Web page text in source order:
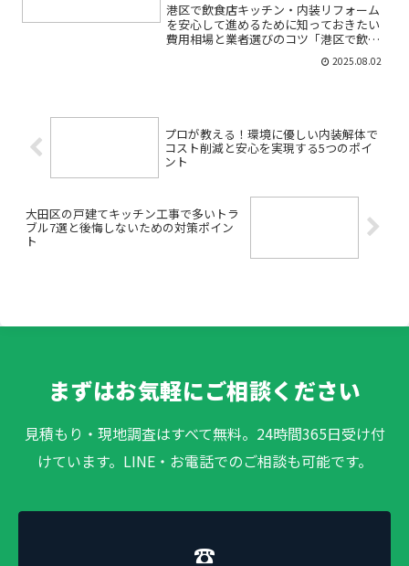
港区で飲食店キッチン・内装リフォーム
を安心して進めるために知っておきたい
費用相場と業者選びのコツ「港区で飲食
店を経営しているが、キッチンや内装が
古くなってきた」「これから新しく店舗
2025.08.02
プロが教える！環境に優しい内装解体で
コスト削減と安心を実現する5つのポイ
ント
大田区の戸建てキッチン工事で多いトラ
ブル7選と後悔しないための対策ポイン
ト
まずはお気軽にご相談ください
見積もり・現地調査はすべて無料。24時間365日受け付
けています。LINE・お電話でのご相談も可能です。
☎